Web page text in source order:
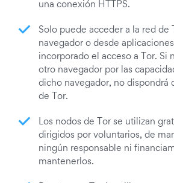
una conexión HTTPS.
Solo puede acceder a la red de
navegador o desde
incorporado el acceso a Tor. Si
otro navegador por las
dicho navegador, no dispondrá
de Tor.
Los nodos de Tor se utilizan
dirigidos por voluntarios, de
ningún responsable ni
mantenerlos.